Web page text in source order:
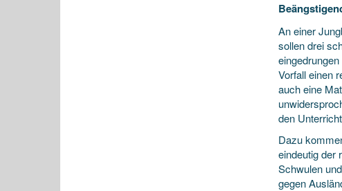
An einer
sollen drei
Vorfall einen
auch eine
den
Dazu
eindeutig der
Schwulen
gegen